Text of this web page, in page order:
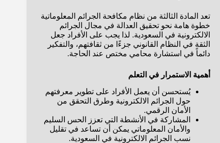
تعد المادة الثالثة من نظام مكافحة الجرائم المعلوماتية
خطوة هامة نحو تحقيق العدالة في مجال الجرائم
الالكترونية في السعودية. لذا يجب على الأفراد جعل
الثقة في النظام القانوني جزءًا من ثقافتهم، والتفكير
دائماً في استشارة محامي مختص عند الحاجة.
أهمية الاستمرار في التعلم
يُستحسن أن يعمل الأفراد على تطوير معرفتهم
حول الجرائم الالكترونية وطرق التحقق من
الأمان الرقمي.
المشاركة في الأنشطة التي تعزز الحس السليم
والأمان المعلوماتي يمكن أن تساعد في تقليل
نسب الجرائم الالكترونية في السعودية.